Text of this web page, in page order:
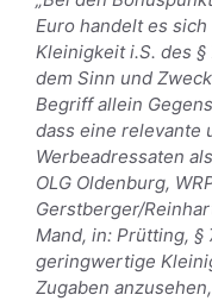
Euro handelt es
Kleinigkeit i.S. des §
dem Sinn und
Begriff allein
dass eine relevante
Werbeadressaten
OLG Oldenburg,
Gerstberger/
Mand, in: Prütting, §
geringwertige
Zugaben